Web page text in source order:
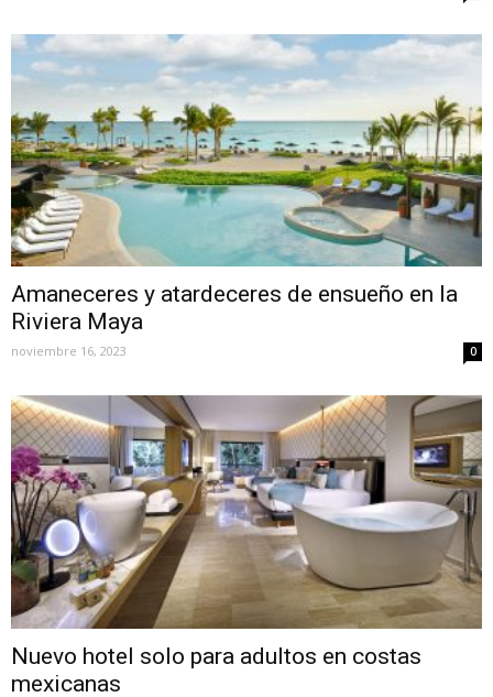
Amaneceres y atardeceres de ensueño en la
Riviera Maya
noviembre 16, 2023 0
Nuevo hotel solo para adultos en costas
mexicanas